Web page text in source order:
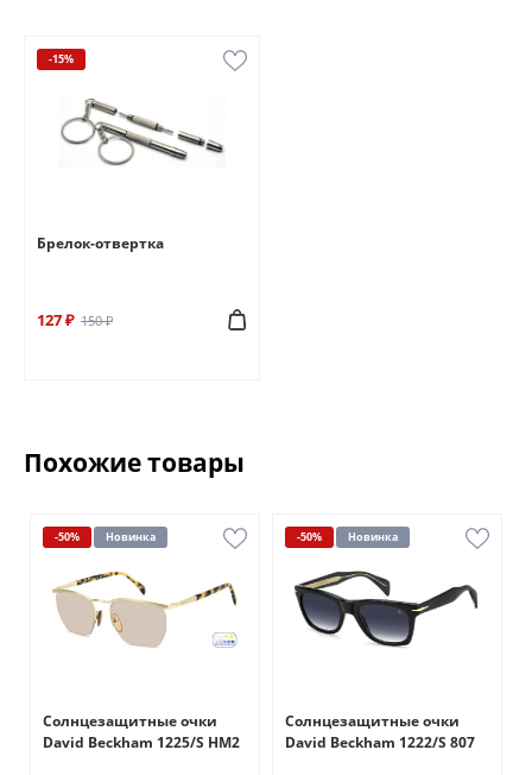
-15%
Брелок-отвертка
127 ₽ 150 ₽
Похожие товары
-50% Новинка
Солнцезащитные очки
David Beckham 1225/S HM2
-50% Новинка
Солнцезащитные очки
David Beckham 1222/S 807